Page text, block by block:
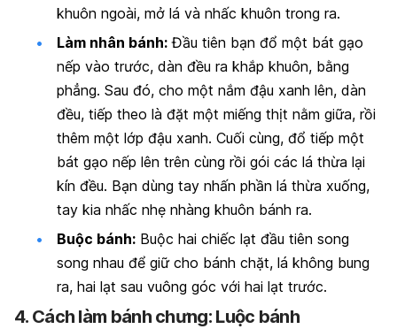
khuôn ngoài, mở lá và nhấc khuôn trong ra.
Làm nhân bánh: Đầu tiên bạn đổ một bát gạo
nếp vào trước, dàn đều ra khắp khuôn, bằng
phẳng. Sau đó, cho một nắm đậu xanh lên, dàn
đều, tiếp theo là đặt một miếng thịt nằm giữa, rồi
thêm một lớp đậu xanh. Cuối cùng, đổ tiếp một
bát gạo nếp lên trên cùng rồi gói các lá thừa lại
kín đều. Bạn dùng tay nhấn phần lá thừa xuống,
tay kia nhấc nhẹ nhàng khuôn bánh ra.
Buộc bánh: Buộc hai chiếc lạt đầu tiên song
song nhau để giữ cho bánh chặt, lá không bung
ra, hai lạt sau vuông góc với hai lạt trước.
4. Cách làm bánh chưng: Luộc bánh